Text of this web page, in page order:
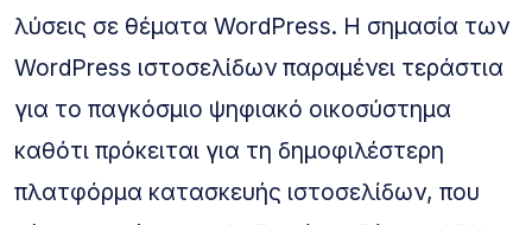
λύσεις σε θέματα WordPress. Η σημασία των
WordPress ιστοσελίδων παραμένει τεράστια
για το παγκόσμιο ψηφιακό οικοσύστημα
καθότι πρόκειται για τη δημοφιλέστερη
πλατφόρμα κατασκευής ιστοσελίδων, που